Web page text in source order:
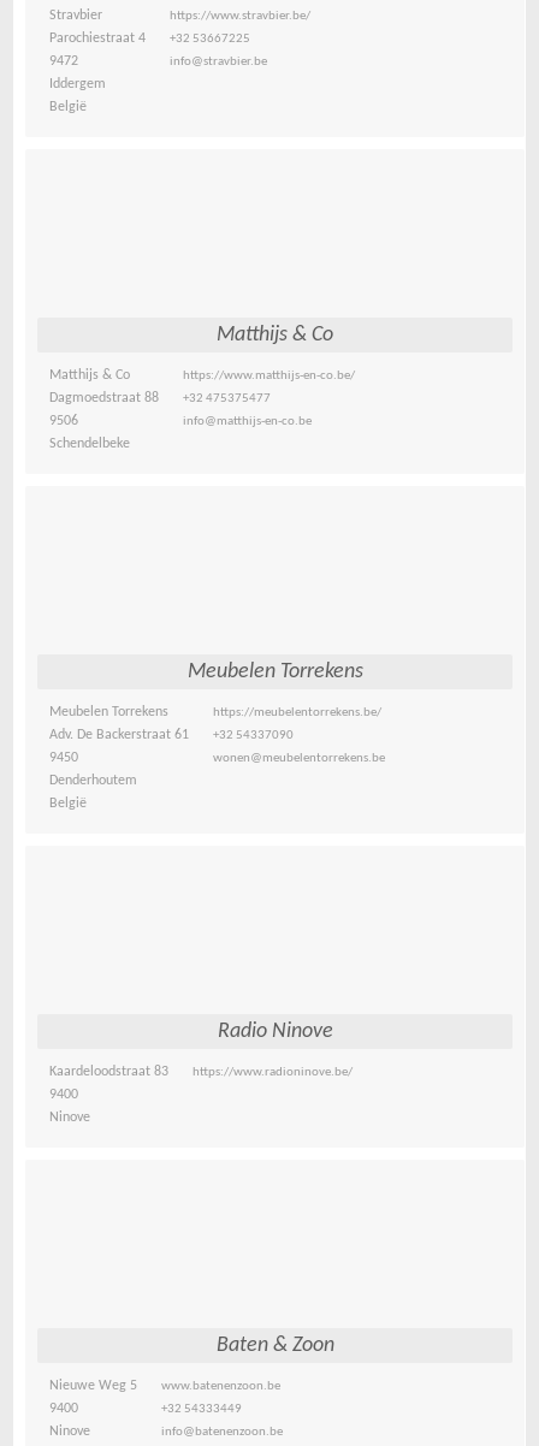
Stravbier
Parochiestraat 4
9472
Iddergem
België
https://www.stravbier.be/
+32 53667225
info@stravbier.be
Matthijs & Co
Matthijs & Co
Dagmoedstraat 88
9506
Schendelbeke
https://www.matthijs-en-co.be/
+32 475375477
info@matthijs-en-co.be
Meubelen Torrekens
Meubelen Torrekens
Adv. De Backerstraat 61
9450
Denderhoutem
België
https://meubelentorrekens.be/
+32 54337090
wonen@meubelentorrekens.be
Radio Ninove
Kaardeloodstraat 83
9400
Ninove
https://www.radioninove.be/
Baten & Zoon
Nieuwe Weg 5
9400
Ninove
www.batenenzoon.be
+32 54333449
info@batenenzoon.be